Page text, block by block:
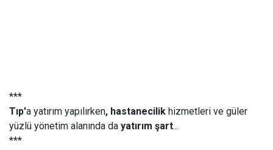
***
Tıp'a yatırım yapılırken, hastanecilik hizmetleri ve güler
yüzlü yönetim alanında da yatırım şart...
***